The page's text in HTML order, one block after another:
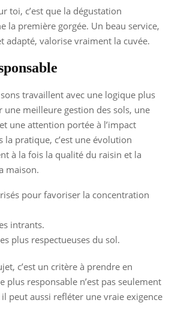
toi, c’est que la dégustation
la première gorgée. Un beau service,
adapté, valorise vraiment la cuvée.
travaillent avec une logique plus
une meilleure gestion des sols, une
une attention portée à l’impact
pratique, c’est une évolution
à la fois la qualité du raisin et la
maison.
pour favoriser la concentration
intrants.
plus respectueuses du sol.
c’est un critère à prendre en
plus responsable n’est pas seulement
peut aussi refléter une vraie exigence